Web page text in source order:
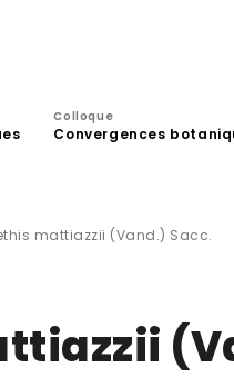
Colloque
Convergences
mattiazzii (Vand.) Sacc.